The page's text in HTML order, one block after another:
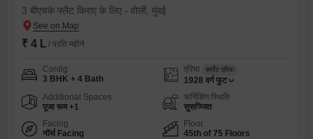
3 बीएचके फ्लैट किराए के लिए - वोर्ली, मुंबई
₹ 4 L / प्रति महीने
Config
3 BHK + 4 Bath
एरिया कार्पेट एरिया
1928 वर्ग फुट
Additional Spaces
पूजा रूम +1
फर्निशिंग स्थिति
सुसज्जित
Facing
नॉर्थ Facing
Floor
45th of 75 Floors